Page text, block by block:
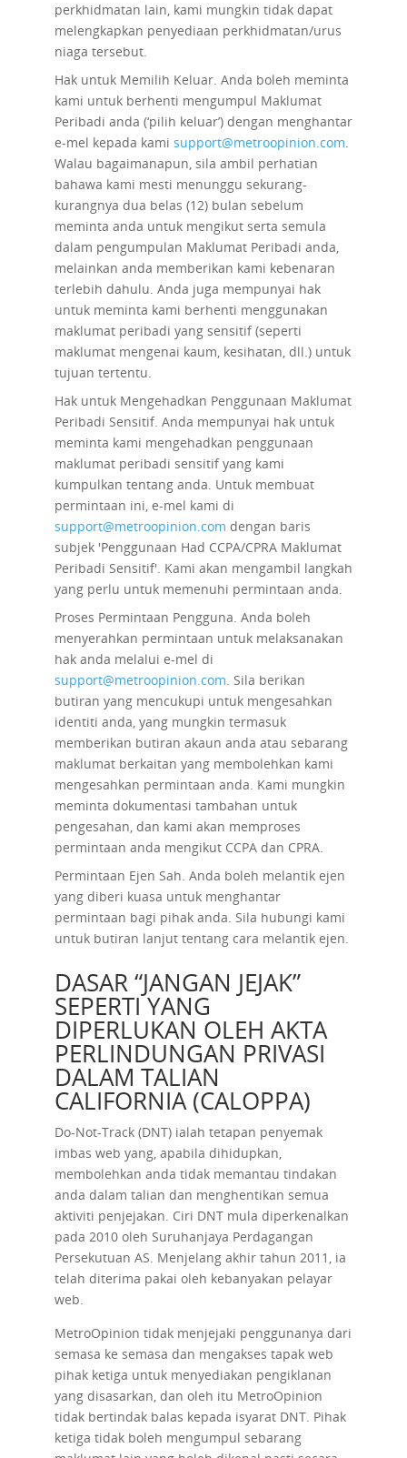
perkhidmatan lain, kami mungkin tidak dapat
melengkapkan penyediaan perkhidmatan/urus
niaga tersebut.
Hak untuk Memilih Keluar. Anda boleh meminta
kami untuk berhenti mengumpul Maklumat
Peribadi anda (‘pilih keluar’) dengan menghantar
e-mel kepada kami support@metroopinion.com.
Walau bagaimanapun, sila ambil perhatian
bahawa kami mesti menunggu sekurang-
kurangnya dua belas (12) bulan sebelum
meminta anda untuk mengikut serta semula
dalam pengumpulan Maklumat Peribadi anda,
melainkan anda memberikan kami kebenaran
terlebih dahulu. Anda juga mempunyai hak
untuk meminta kami berhenti menggunakan
maklumat peribadi yang sensitif (seperti
maklumat mengenai kaum, kesihatan, dll.) untuk
tujuan tertentu.
Hak untuk Mengehadkan Penggunaan Maklumat
Peribadi Sensitif. Anda mempunyai hak untuk
meminta kami mengehadkan penggunaan
maklumat peribadi sensitif yang kami
kumpulkan tentang anda. Untuk membuat
permintaan ini, e-mel kami di
support@metroopinion.com dengan baris
subjek 'Penggunaan Had CCPA/CPRA Maklumat
Peribadi Sensitif'. Kami akan mengambil langkah
yang perlu untuk memenuhi permintaan anda.
Proses Permintaan Pengguna. Anda boleh
menyerahkan permintaan untuk melaksanakan
hak anda melalui e-mel di
support@metroopinion.com. Sila berikan
butiran yang mencukupi untuk mengesahkan
identiti anda, yang mungkin termasuk
memberikan butiran akaun anda atau sebarang
maklumat berkaitan yang membolehkan kami
mengesahkan permintaan anda. Kami mungkin
meminta dokumentasi tambahan untuk
pengesahan, dan kami akan memproses
permintaan anda mengikut CCPA dan CPRA.
Permintaan Ejen Sah. Anda boleh melantik ejen
yang diberi kuasa untuk menghantar
permintaan bagi pihak anda. Sila hubungi kami
untuk butiran lanjut tentang cara melantik ejen.
DASAR “JANGAN JEJAK”
SEPERTI YANG
DIPERLUKAN OLEH AKTA
PERLINDUNGAN PRIVASI
DALAM TALIAN
CALIFORNIA (CALOPPA)
Do-Not-Track (DNT) ialah tetapan penyemak
imbas web yang, apabila dihidupkan,
membolehkan anda tidak memantau tindakan
anda dalam talian dan menghentikan semua
aktiviti penjejakan. Ciri DNT mula diperkenalkan
pada 2010 oleh Suruhanjaya Perdagangan
Persekutuan AS. Menjelang akhir tahun 2011, ia
telah diterima pakai oleh kebanyakan pelayar
web.
MetroOpinion tidak menjejaki penggunanya dari
semasa ke semasa dan mengakses tapak web
pihak ketiga untuk menyediakan pengiklanan
yang disasarkan, dan oleh itu MetroOpinion
tidak bertindak balas kepada isyarat DNT. Pihak
ketiga tidak boleh mengumpul sebarang